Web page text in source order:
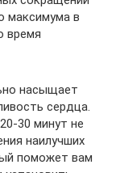
максимума в
время
насыщает
сердца.
30 минут не
наилучших
поможет вам